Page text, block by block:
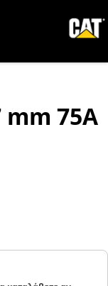
mm 75A